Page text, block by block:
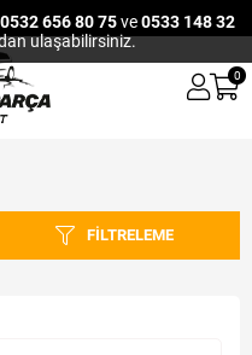
0532 656 80 75ve0533 148 32
ulaşabilirsiniz.
0
FILTRELEME